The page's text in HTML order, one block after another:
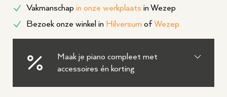
Vakmanschap in onze werkplaats in Wezep
Bezoek onze winkel in Hilversum of Wezep
Maak je piano compleet met
accessoires én korting